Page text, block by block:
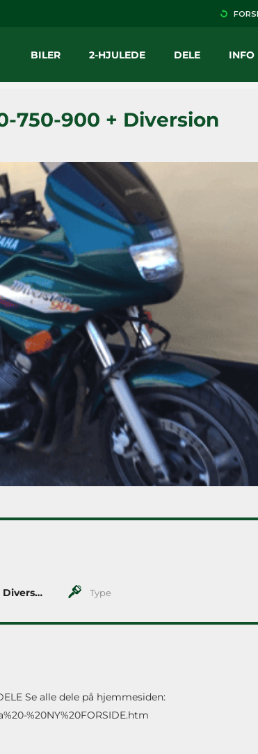
BILER 2-HJULEDE DELE INFO
750-900 + Diversion
Xj 600-650-750-900 + Diversion Type
Se alle dele på hjemmesiden:
%20NY%20FORSIDE.htm